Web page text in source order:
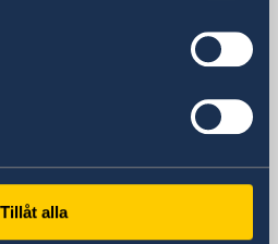
Tillåt alla
Wanchai, Hong Kong